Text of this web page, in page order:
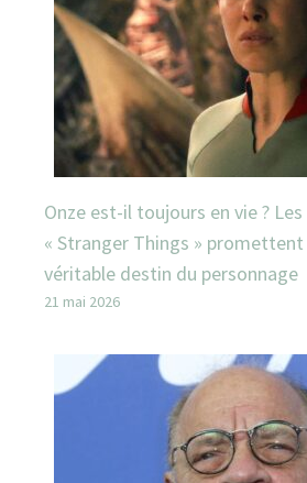
Onze est-il toujours en vie ?
« Stranger Things »
véritable destin du personnage
21 mai 2026